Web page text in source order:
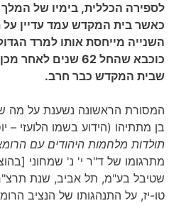
לספירה הכללית, בימיו של
כאשר בית המקדש עמד עדיין על
השנייה מייחסת אותו למרד
שבית המקדש כבר חרב.
המסורת הראשונה נשענת על מה
בן מתתיהו (הידוע בשמו הלועזי –
תולדות מלחמות היהודים עם
מתרגומו של ד"ר י' נ' שמחוני
שטיבל בע"מ, תל אביב, שנת
טו-יז, על התנהגותו של הנציב